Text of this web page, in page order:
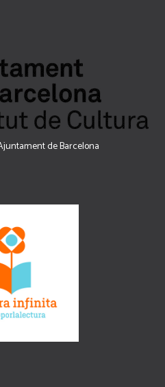
de Barcelona